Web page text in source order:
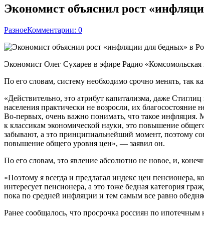
Экономист объяснил рост
РазноеКомментарии: 0
Экономист Олег Сухарев в эфире Радио
По его словам, систему необходимо срочно менять, так
«Действительно, это атрибут капитализма, даже
населения практически не возросли, их
Во-первых, очень важно понимать, что такое инфляция.
к классикам экономической науки, это повышение
забывают, а это принципиальнейший момент, поэтому
повышение общего уровня цен», — заявил он.
По его словам, это явление абсолютно не новое, и,
«Поэтому я всегда и предлагал индекс цен
интересует пенсионера, а это тоже бедная категория
пока по средней инфляции и тем самым все равно
Ранее сообщалось, что просрочка россиян по